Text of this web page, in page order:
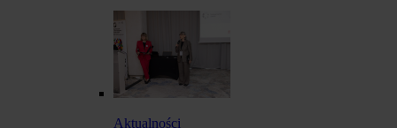
Aktualności